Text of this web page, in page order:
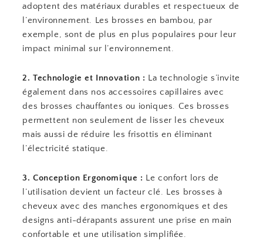
adoptent des matériaux durables et respectueux de
l’environnement. Les brosses en bambou, par
exemple, sont de plus en plus populaires pour leur
impact minimal sur l’environnement.
2. Technologie et Innovation : La technologie s’invite
également dans nos accessoires capillaires avec
des brosses chauffantes ou ioniques. Ces brosses
permettent non seulement de lisser les cheveux
mais aussi de réduire les frisottis en éliminant
l’électricité statique.
3. Conception Ergonomique : Le confort lors de
l’utilisation devient un facteur clé. Les brosses à
cheveux avec des manches ergonomiques et des
designs anti-dérapants assurent une prise en main
confortable et une utilisation simplifiée.